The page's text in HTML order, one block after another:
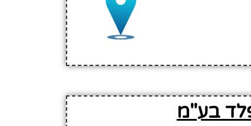
בע"מ